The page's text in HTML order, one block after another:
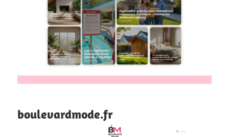
boulevardmode.fr